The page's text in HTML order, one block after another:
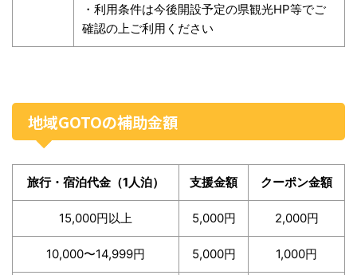
・利用条件は今後開設予定の県観光HP等でご
確認の上ご利用ください
地域GOTOの補助金額
旅行・宿泊代金（1人泊） 支援金額 クーポン金額
15,000円以上 5,000円 2,000円
10,000〜14,999円 5,000円 1,000円